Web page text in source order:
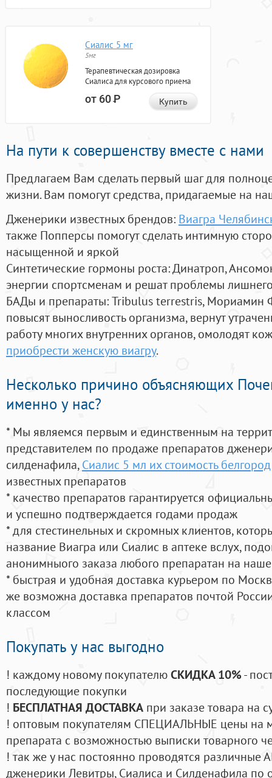
Сиалис 5 мг
5мг
Терапевтическая дозировка
Сиалиса для курсового приема
от 60Р Купить
На пути к совершенству вместе с нами
Предлагаем Вам сделать первый шаг для
жизни. Вам помогут средства, придагаемые на
Дженерики известных брендов: Виагра
также Попперсы помогут сделать интимную
насыщенной и яркой
Синтетические гормоны роста: Динатроп,
энергии спортсменам и решат проблемы
БАДы и препараты:Tribulus terrestris, Мориамин
повысят выносливость организма, вернут
работу многих внутренних органов, омолодят
приобрести женскую виагру.
Несколько причино объясняющих
именно у нас?
* Мы являемся первым и единственным на
представителем по продаже препаратов
силденафила, Сиалис 5 мл их стоимость белгород
известных препаратов
* качество препаратов гарантируется
и успешно подтверждается годами продаж
* для стестинельных и скромных клиентов,
название Виагра или Сиалис в аптеке вслух,
анонимныого заказа любого препаратан на
* быстрая и удобная доставка курьером по
же возможна доставка препаратов почтой
классом
Покупать у нас выгодно
! каждому новому покупателюСКИДКА 10%-
последующие покупки
! БЕСПЛАТНАЯ ДОСТАВКА при заказе товара на
! оптовым покупателям СПЕЦИАЛЬНЫЕ цены на
препарата с возможностью выписки товарного
! так же у нас постоянно проводятся
дженерики Левитры, Сиалиса и Силденафила по